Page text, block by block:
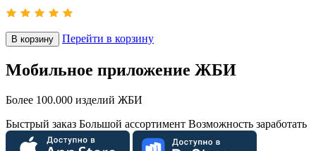
В корзину Перейти в корзину
Мобильное приложение ЖБИ
Более 100.000 изделий ЖБИ
Быстрый заказ Большой ассортимент Возможность заработать